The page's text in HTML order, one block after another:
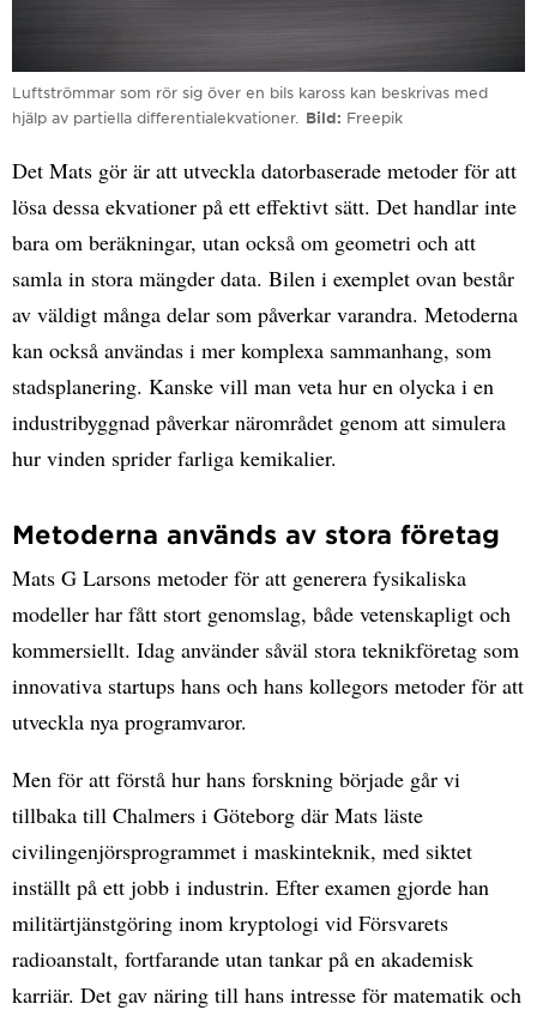
Luftströmmar som rör sig över en bils kaross kan beskrivas med
hjälp av partiella differentialekvationer. Bild Freepik
Det Mats gör är att utveckla datorbaserade metoder för att
lösa dessa ekvationer på ett effektivt sätt. Det handlar inte
bara om beräkningar, utan också om geometri och att
samla in stora mängder data. Bilen i exemplet ovan består
av väldigt många delar som påverkar varandra. Metoderna
kan också användas i mer komplexa sammanhang, som
stadsplanering. Kanske vill man veta hur en olycka i en
industribyggnad påverkar närområdet genom att simulera
hur vinden sprider farliga kemikalier.
Metoderna används av stora företag
Mats G Larsons metoder för att generera fysikaliska
modeller har fått stort genomslag, både vetenskapligt och
kommersiellt. Idag använder såväl stora teknikföretag som
innovativa startups hans och hans kollegors metoder för att
utveckla nya programvaror.
Men för att förstå hur hans forskning började går vi
tillbaka till Chalmers i Göteborg där Mats läste
civilingenjörsprogrammet i maskinteknik, med siktet
inställt på ett jobb i industrin. Efter examen gjorde han
militärtjänstgöring inom kryptologi vid Försvarets
radioanstalt, fortfarande utan tankar på en akademisk
karriär. Det gav näring till hans intresse för matematik och